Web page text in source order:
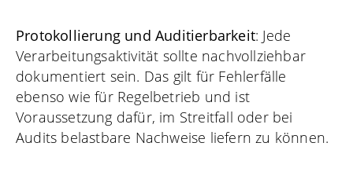
Protokollierung und Auditierbarkeit: Jede
Verarbeitungsaktivität sollte nachvollziehbar
dokumentiert sein. Das gilt für Fehlerfälle
ebenso wie für Regelbetrieb und ist
Voraussetzung dafür, im Streitfall oder bei
Audits belastbare Nachweise liefern zu können.